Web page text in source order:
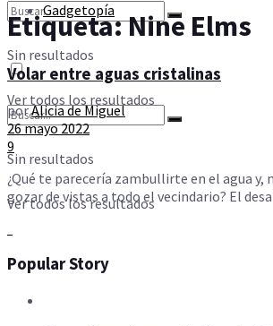
Sin resultados
Ver todos los resultados
Gadgetopía
Sin resultados
Ver todos los resultados
Etiqueta:Nine Elms
Volar entre aguas cristalinas
porAlicia de Miguel
26 mayo 2022
9
¿Qué te parecería zambullirte en el agua y,
gozar de vistas a todo el vecindario? El
Popular Story